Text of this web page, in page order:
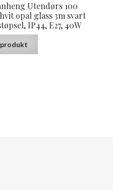
Utendørs 100
opal glass 3m svart
IP44, E27, 40W